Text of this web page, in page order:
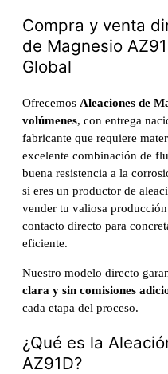
Compra y venta
de Magnesio
Global
Ofrecemos Aleaciones de
volúmenes, con entrega
fabricante que requiere
excelente combinación de
buena resistencia a la
si eres un productor de
vender tu valiosa
contacto directo para
eficiente.
Nuestro modelo directo
clara y sin comisiones
cada etapa del proceso.
¿Qué es la
AZ91D?